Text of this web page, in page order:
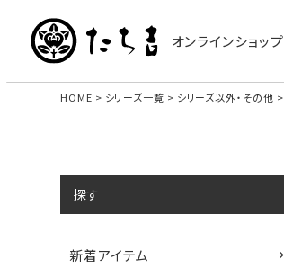
オンラインショップ
HOME シリーズ一覧 シリーズ以外・その他
探す
新着アイテム